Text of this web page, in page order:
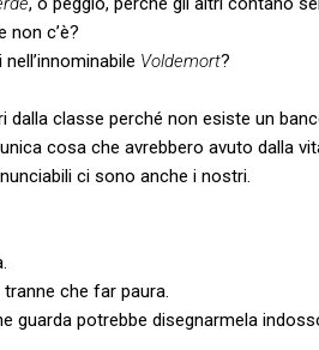
non c’è?
Voldemort?
classe perché non esiste un
cosa che avrebbero avuto dalla
ci sono anche i nostri.
che far paura.
guarda potrebbe disegnarmela